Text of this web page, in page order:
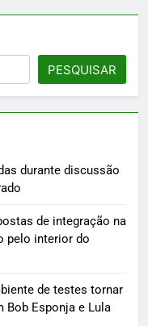
PESQUISAR
durante discussão
de integração na
pelo interior do
de testes tornar
Esponja e Lula